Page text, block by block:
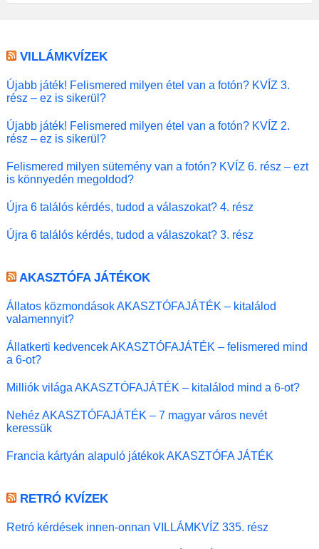
VILLÁMKVÍZEK
Újabb játék! Felismered milyen étel van a fotón? KVÍZ 3.
rész – ez is sikerül?
Újabb játék! Felismered milyen étel van a fotón? KVÍZ 2.
rész – ez is sikerül?
Felismered milyen sütemény van a fotón? KVÍZ 6. rész – ezt
is könnyedén megoldod?
Újra 6 találós kérdés, tudod a válaszokat? 4. rész
Újra 6 találós kérdés, tudod a válaszokat? 3. rész
AKASZTÓFA JÁTÉKOK
Állatos közmondások AKASZTÓFAJÁTÉK – kitalálod
valamennyit?
Állatkerti kedvencek AKASZTÓFAJÁTÉK – felismered mind
a 6-ot?
Milliók világa AKASZTÓFAJÁTÉK – kitalálod mind a 6-ot?
Nehéz AKASZTÓFAJÁTÉK – 7 magyar város nevét
keressük
Francia kártyán alapuló játékok AKASZTÓFA JÁTÉK
RETRÓ KVÍZEK
Retró kérdések innen-onnan VILLÁMKVÍZ 335. rész